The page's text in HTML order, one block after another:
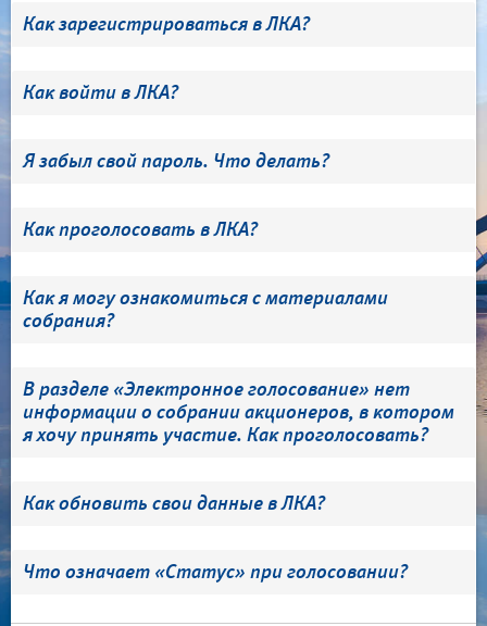
Как зарегистрироваться в ЛКА?
Как войти в ЛКА?
Я забыл свой пароль. Что делать?
Как проголосовать в ЛКА?
Как я могу ознакомиться с материалами
собрания?
В разделе «Электронное голосование» нет
информации о собрании акционеров, в котором
я хочу принять участие. Как проголосовать?
Как обновить свои данные в ЛКА?
Что означает «Статус» при голосовании?